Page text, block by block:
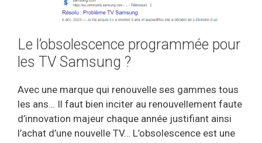
Le l’obsolescence programmée pour
les TV Samsung ?
Avec une marque qui renouvelle ses gammes tous
les ans… Il faut bien inciter au renouvellement faute
d’innovation majeur chaque année justifiant ainsi
l’achat d’une nouvelle TV… L’obsolescence est une